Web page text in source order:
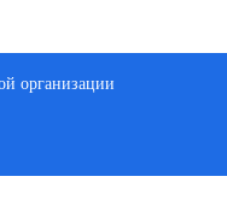
форму. Номер
форме.
организации